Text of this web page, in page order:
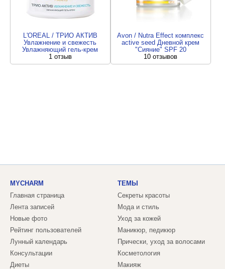
L'OREAL / ТРИО АКТИВ
Увлажнение и свежесть
Увлажняющий гель-крем
1 отзыв
Avon / Nutra Effect комплекс
active seed Дневной крем
"Сияние" SPF 20
10 отзывов
MYCHARM
Главная страница
Лента записей
Новые фото
Рейтинг пользователей
Лунный календарь
Консультации
Диеты
ТЕМЫ
Секреты красоты
Мода и стиль
Уход за кожей
Маникюр, педикюр
Прически, уход за волосами
Косметология
Макияж